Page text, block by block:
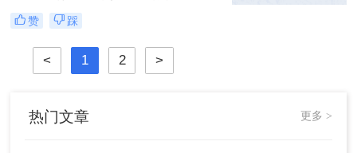
然JPEG格式在大多数情况下更普遍，
并且能够实现更高的压缩率，但PNG
格式通常具有更高的图像质量和更丰
富的颜色深度。如果您希望将JPEG格
式的图像转换为PNG格式，可以使用
赞 踩
< 1 2 >
热门文章 更多 >